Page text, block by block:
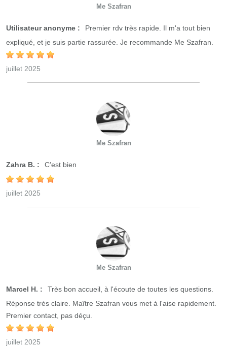
Me Szafran
Utilisateur anonyme :
Premier rdv très rapide. Il m'a tout bien
expliqué, et je suis partie rassurée. Je recommande Me Szafran.
juillet 2025
Me Szafran
Zahra B. : C’est bien
juillet 2025
Me Szafran
Marcel H. :
Très bon accueil, à l'écoute de toutes les questions.
Réponse très claire. Maître Szafran vous met à l'aise rapidement.
Premier contact, pas déçu.
juillet 2025